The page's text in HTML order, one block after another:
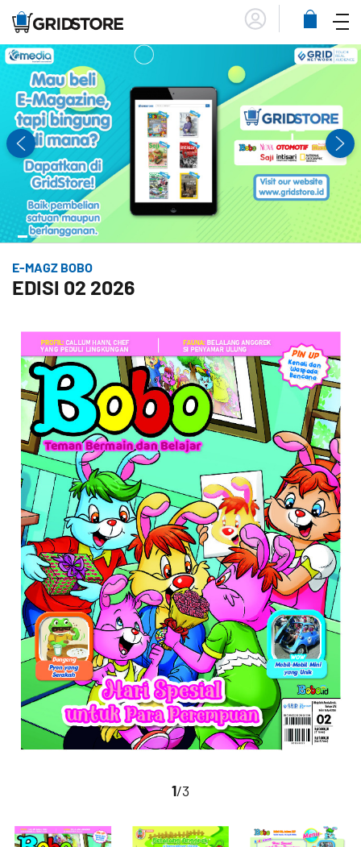
Lihat
Menu
E-MAGZ BOBO
EDISI 02 2026
1/3